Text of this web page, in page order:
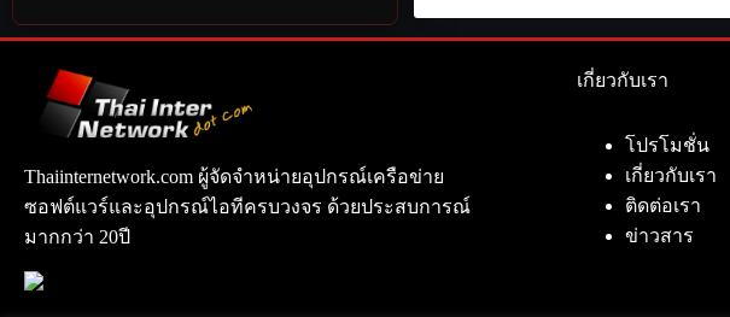
Thaiinternetwork.com ผู้จัดจำหน่ายอุปกรณ์เครือข่าย
ซอฟต์แวร์และอุปกรณ์ไอทีครบวงจร ด้วยประสบการณ์
มากกว่า 20ปี
เกี่ยวกับเรา
โปรโมชั่น
เกี่ยวกับเรา
ติดต่อเรา
ข่าวสาร